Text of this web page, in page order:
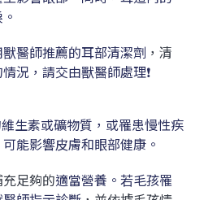
醫師推薦的耳部清潔劑 ，清
況，請交由獸醫師處理❗
生素或礦物質，或罹患慢性疾
能影響皮膚和眼部健康。
足夠的適當營養。若毛孩罹